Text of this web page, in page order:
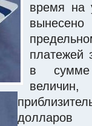
время на
платежей
в
величин,